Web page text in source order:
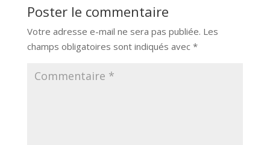
Poster le commentaire
Votre adresse e-mail ne sera pas publiée. Les
champs obligatoires sont indiqués avec *